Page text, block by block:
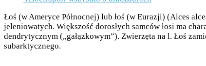
Łoś (w Ameryce Północnej) lub łoś (w Eurazji) (Alces
jeleniowatych. Większość dorosłych samców łosi ma
dendrytycznym („gałązkowym”). Zwierzęta na l. Łoś
subarktycznego.